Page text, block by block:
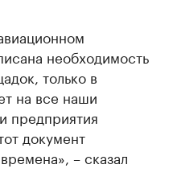
необходимость
только в
на все наши
предприятия
документ
– сказал